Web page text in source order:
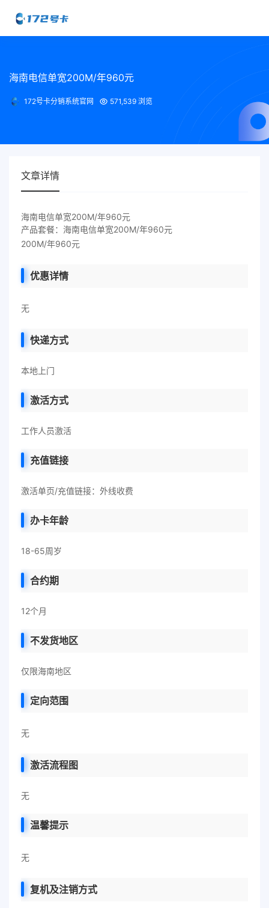
海南电信单宽200M/年960元
172号卡分销系统官网 571,539 浏览
文章详情
海南电信单宽200M/年960元
产品套餐：海南电信单宽200M/年960元
200M/年960元
优惠详情
无
快递方式
本地上门
激活方式
工作人员激活
充值链接
激活单页/充值链接：外线收费
办卡年龄
18-65周岁
合约期
12个月
不发货地区
仅限海南地区
定向范围
无
激活流程图
无
温馨提示
无
复机及注销方式